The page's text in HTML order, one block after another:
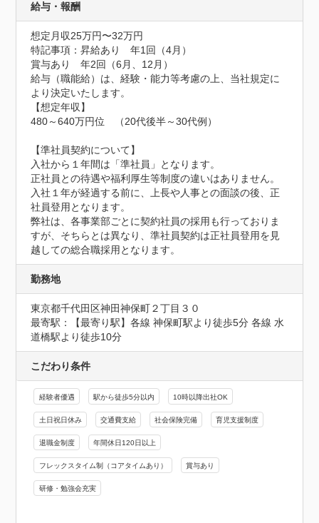
給与・報酬
想定月収25万円〜32万円
特記事項：昇給あり　年1回（4月）
賞与あり　年2回（6月、12月）
給与（職能給）は、経験・能力等考慮の上、当社規定に
より決定いたします。
【想定年収】
480～640万円位　（20代後半～30代例）
【準社員契約について】
入社から１年間は「準社員」となります。
正社員との待遇や福利厚生等制度の違いはありません。
入社１年が経過する前に、上長や人事との面談の後、正
社員登用となります。
弊社は、各事業部ごとに契約社員の採用も行っておりま
すが、そちらとは異なり、準社員契約は正社員登用を見
越しての総合職採用となります。
勤務地
東京都千代田区神田神保町２丁目３０
最寄駅：【最寄り駅】各線 神保町駅より徒歩5分 各線 水
道橋駅より徒歩10分
こだわり条件
経験者優遇 駅から徒歩5分以内 10時以降出社OK
土日祝日休み 交通費支給 社会保険完備 育児支援制度
退職金制度 年間休日120日以上
フレックスタイム制（コアタイムあり） 賞与あり
研修・勉強会充実